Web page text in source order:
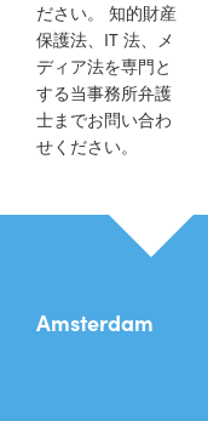
ださい。 知的財産
保護法、 IT 法、メ
ディア法を専門と
する当事務所弁護
士までお問い合わ
せください。
Amsterdam